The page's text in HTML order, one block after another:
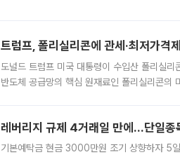
트럼프, 폴리실리콘에 관세·최저가
도널드 트럼프 미국 대통령이 수입산 폴리실
반도체 공급망의 핵심 원재료인 폴리실리콘의
레버리지 규제 4거래일 만에…단일
기본예탁금 현금 3000만원 조기 상향하자 5